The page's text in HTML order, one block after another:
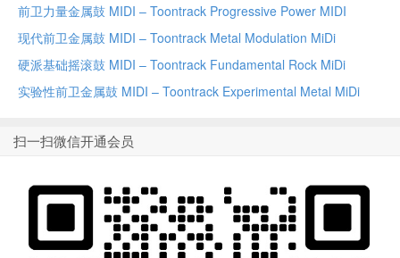
前卫力量金属鼓 MIDI – Toontrack Progressive Power MIDI
现代前卫金属鼓 MIDI – Toontrack Metal Modulation MiDi
硬派基础摇滚鼓 MIDI – Toontrack Fundamental Rock MiDi
实验性前卫金属鼓 MIDI – Toontrack Experimental Metal MiDi
扫一扫微信开通会员